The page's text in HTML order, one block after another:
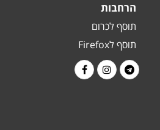
הרחבות
תוסף לכרום
תוסף לFirefox